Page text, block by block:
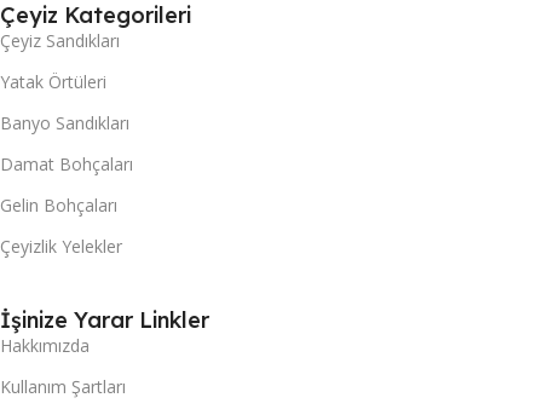
Çeyiz Kategorileri
Çeyiz Sandıkları
Yatak Örtüleri
Banyo Sandıkları
Damat Bohçaları
Gelin Bohçaları
Çeyizlik Yelekler
İşinize Yarar Linkler
Hakkımızda
Kullanım Şartları